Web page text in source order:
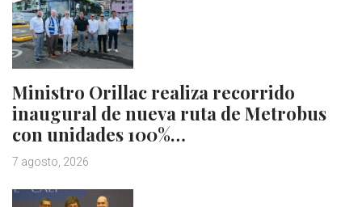
Ministro Orillac realiza recorrido
inaugural de nueva ruta de Metrobus
con unidades 100%…
7 agosto, 2026